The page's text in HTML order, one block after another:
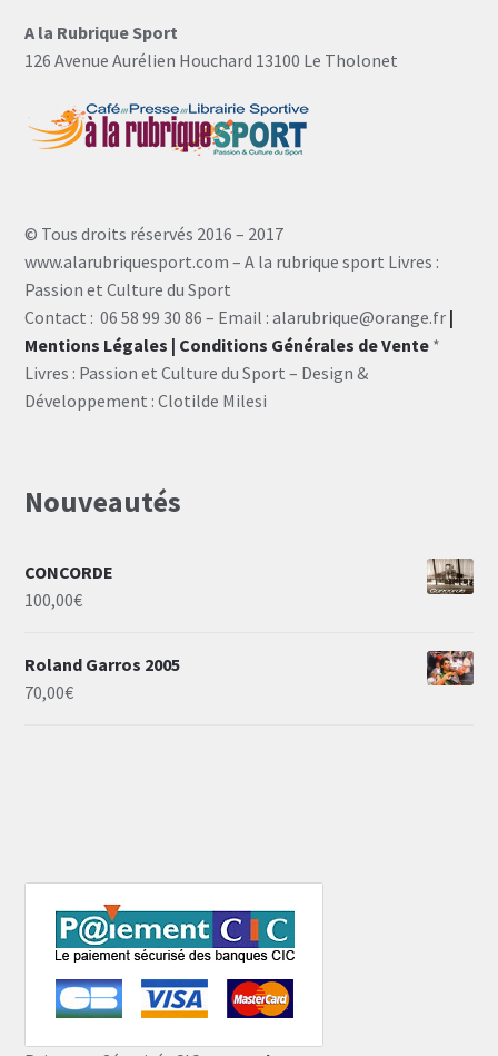
A la Rubrique Sport
126 Avenue Aurélien Houchard 13100 Le Tholonet
© Tous droits réservés 2016 – 2017
www.alarubriquesport.com – A la rubrique sport Livres :
Passion et Culture du Sport
Contact : 06 58 99 30 86 – Email : alarubrique@orange.fr |
Mentions Légales | Conditions Générales de Vente *
Livres : Passion et Culture du Sport – Design &
Développement : Clotilde Milesi
Nouveautés
CONCORDE
100,00€
Roland Garros 2005
70,00€